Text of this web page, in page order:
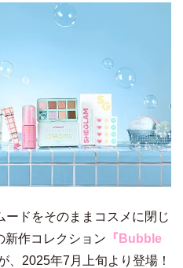
ドをそのままコスメに閉じ
新作コレクション 『Bubble
、2025年7月上旬より登場！